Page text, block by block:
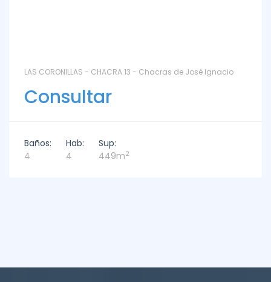
LAS CORONILLAS - CHACRA 13 - Chacras de José Ignacio
Consultar
Baños:
4
Hab:
4
Sup:
449m2